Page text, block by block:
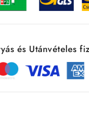
és Utánvételes